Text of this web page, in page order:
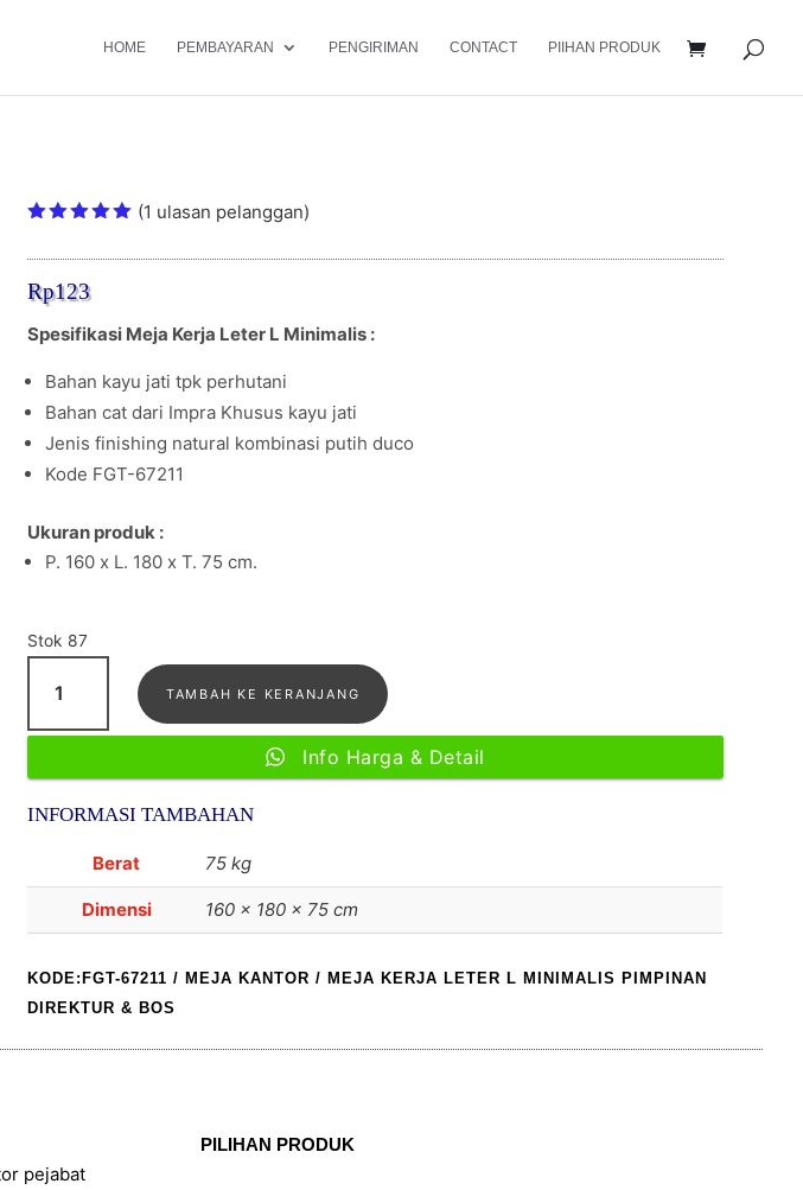
HOME PEMBAYARAN PENGIRIMAN CONTACT PIIHAN PRODUK
berdasark
an
penilaian
pelanggan
(1 ulasan pelanggan)
Rp123
Spesifikasi Meja Kerja Leter L Minimalis :
Bahan kayu jati tpk perhutani
Bahan cat dari Impra Khusus kayu jati
Jenis finishing natural kombinasi putih duco
Kode FGT-67211
Ukuran produk :
P. 160 x L. 180 x T. 75 cm.
Stok 87
Meja
Kerja
Minimalis
Bos
TAMBAH KE KERANJANG
Info Harga & Detail
INFORMASI TAMBAHAN
Berat 75 kg
Dimensi 160 × 180 × 75 cm
KODE:FGT-67211 /MEJA KANTOR / MEJA KERJA LETER L MINIMALIS PIMPINAN
DIREKTUR & BOS
pejabat
PILIHAN PRODUK